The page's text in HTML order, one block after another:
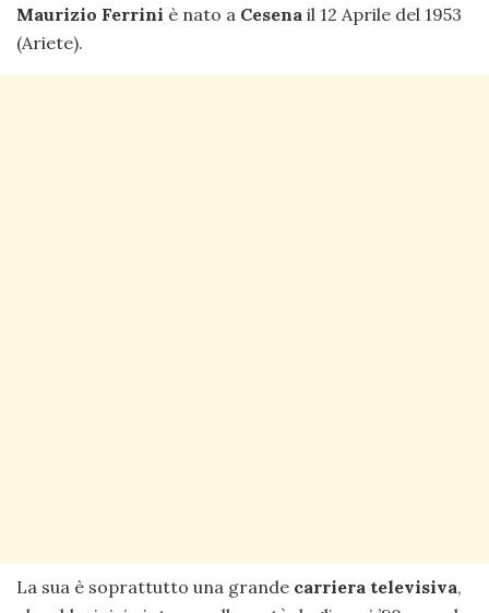
Maurizio Ferrini è nato a Cesena il 12 Aprile del 1953
(Ariete).
La sua è soprattutto una grande carriera televisiva,